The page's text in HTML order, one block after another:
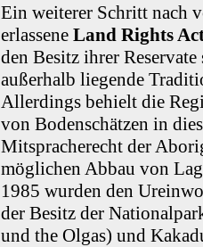
Ein weiterer Schritt nach
erlassene Land Rights
den Besitz ihrer
außerhalb liegende
Allerdings behielt die
von Bodenschätzen in
Mitspracherecht der
möglichen Abbau von
1985 wurden den
der Besitz der
und the Olgas) und